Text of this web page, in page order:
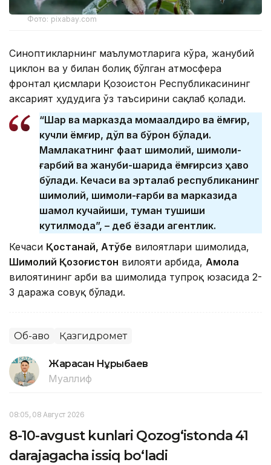
Фото: pixabay.com
Синоптикларнинг маълумотларига кўра, жанубий
циклон ва у билан боғлиқ бўлган атмосфера
фронтал қисмлари Қозоғистон Республикасининг
аксарият ҳудудига ўз таъсирини сақлаб қолади.
“Шарқ ва марказда момақалдироқ ва ёмғир,
кучли ёмғир, дўл ва бўрон бўлади.
Мамлакатнинг фақат шимолий, шимоли-
ғарбий ва жануби-шарқида ёмғирсиз ҳаво
бўлади. Кечаси ва эрталаб республиканинг
шимолий, шимоли-ғарби ва марказида
шамол кучайиши, туман тушиши
кутилмоқда”, – деб ёзади агентлик.
Кечаси Қостанай, Ақтўбе вилоятлари шимолида,
Шимолий Қозоғистон вилояти ғарбида, Ақмола
вилоятининг ғарби ва шимолида тупроқ юзасида 2-
3 даража совуқ бўлади.
Об-ҳаво Қазгидромет
Жарасқан Нұрыбаев
Муаллиф
08:05, 08 Август 2026
8-10-avgust kunlari Qozog‘istonda 41
darajagacha issiq bo‘ladi